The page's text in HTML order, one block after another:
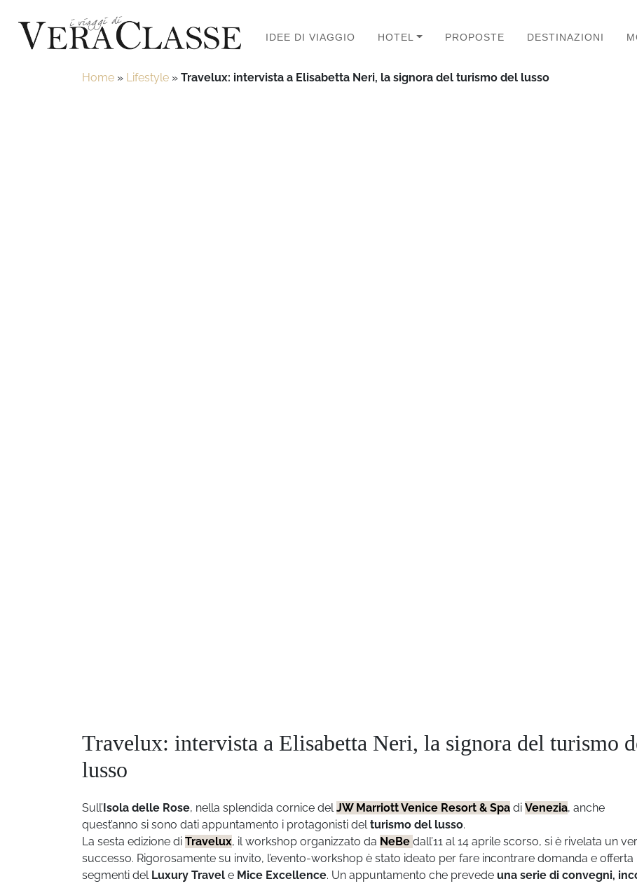
IDEE DI VIAGGIO HOTEL PROPOSTE DESTINAZIONI
Home » Lifestyle » Travelux: intervista a Elisabetta Neri, la signora del turismo del lusso
Travelux: intervista a Elisabetta Neri, la signora del turismo
lusso
Sull’Isola delle Rose, nella splendida cornice delJW Marriott Venice Resort & Spa di Venezia, anche
quest’anno si sono dati appuntamento i protagonisti delturismo del lusso.
La sesta edizione di Travelux, il workshop organizzato da NeBe dall’11 al 14 aprile scorso, si è rivelata un
successo. Rigorosamente su invito, l’evento-workshop è stato ideato per fare incontrare domanda e offerta
segmenti del Luxury Travel e Mice Excellence. Un appuntamento che prevede una serie di convegni,